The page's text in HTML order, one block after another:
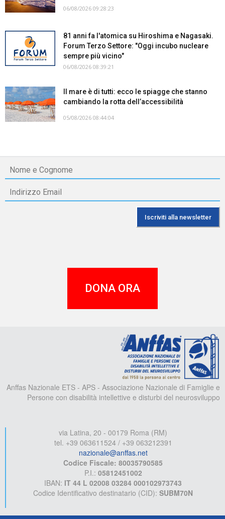
06/08/2026 09:28:23
81 anni fa l'atomica su Hiroshima e Nagasaki.
Forum Terzo Settore: "Oggi incubo nucleare
sempre più vicino"
06/08/2026 08:39:21
Il mare è di tutti: ecco le spiagge che stanno
cambiando la rotta dell’accessibilità
05/08/2026 08:44:04
DONA ORA
Anffas Nazionale ETS - APS - Associazione Nazionale di Famiglie e
Persone con disabilità intellettive e disturbi del neurosviluppo
via Latina, 20 - 00179 Roma (RM)
tel. +39 063611524 / +39 063212391
nazionale@anffas.net
Codice Fiscale: 80035790585
P.I.: 05812451002
IBAN: IT 44 L 02008 03284 000102973743
Codice Identificativo destinatario (CID): SUBM70N